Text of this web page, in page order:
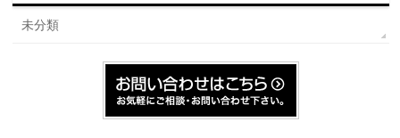
未分類